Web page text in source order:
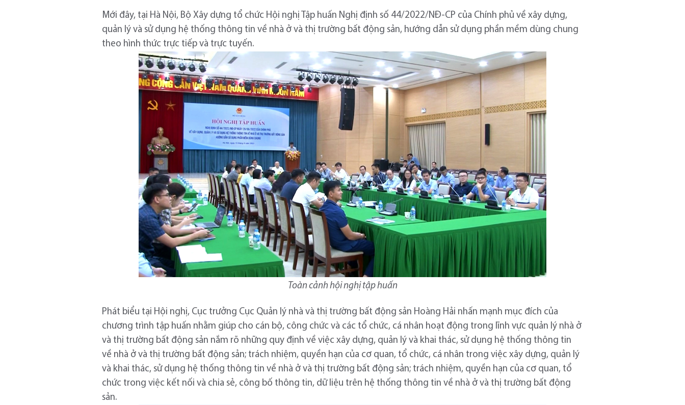
Mới đây, tại Hà Nội, Bộ Xây dựng tổ chức Hội nghị Tập huấn Nghị định số 44/2022/NĐ-CP của Chính phủ về xây dựng,
quản lý và sử dụng hệ thống thông tin về nhà ở và thị trường bất động sản, hướng dẫn sử dụng phần mềm dùng chung
theo hình thức trực tiếp và trực tuyến.
Toàn cảnh hội nghị tập huấn
Phát biểu tại Hội nghị, Cục trưởng Cục Quản lý nhà và thị trường bất động sản Hoàng Hải nhấn mạnh mục đích của
chương trình tập huấn nhằm giúp cho cán bộ, công chức và các tổ chức, cá nhân hoạt động trong lĩnh vực quản lý nhà ở
và thị trường bất động sản nắm rõ những quy định về việc xây dựng, quản lý và khai thác, sử dụng hệ thống thông tin
về nhà ở và thị trường bất động sản; trách nhiệm, quyền hạn của cơ quan, tổ chức, cá nhân trong việc xây dựng, quản lý
và khai thác, sử dụng hệ thống thông tin về nhà ở và thị trường bất động sản; trách nhiệm, quyền hạn của cơ quan, tổ
chức trong việc kết nối và chia sẻ, công bố thông tin, dữ liệu trên hệ thống thông tin về nhà ở và thị trường bất động
sản.